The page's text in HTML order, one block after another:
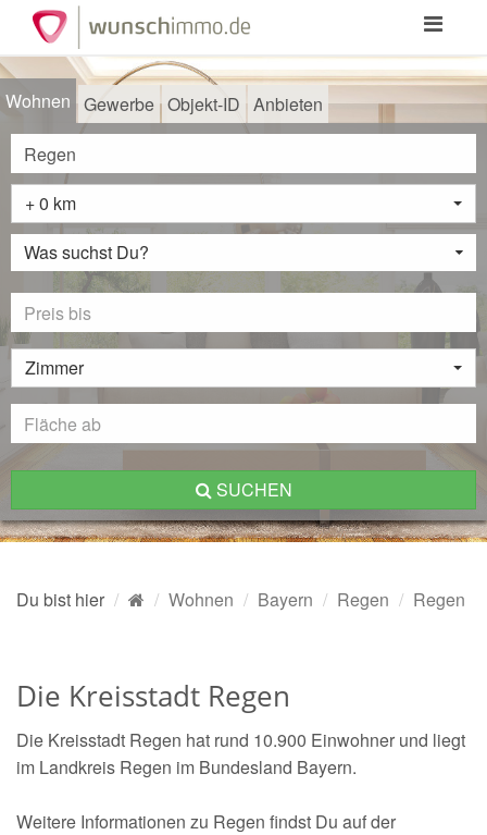
Toggle
Wohnen Gewerbe Objekt-ID Anbieten
+ 0 km
Was suchst Du?
Zimmer
SUCHEN
Du bist hier Wohnen Bayern Regen Regen
Die Kreisstadt Regen
Die Kreisstadt Regen hat rund 10.900 Einwohner und liegt
im Landkreis Regen im Bundesland Bayern.
Weitere Informationen zu Regen findst Du auf der